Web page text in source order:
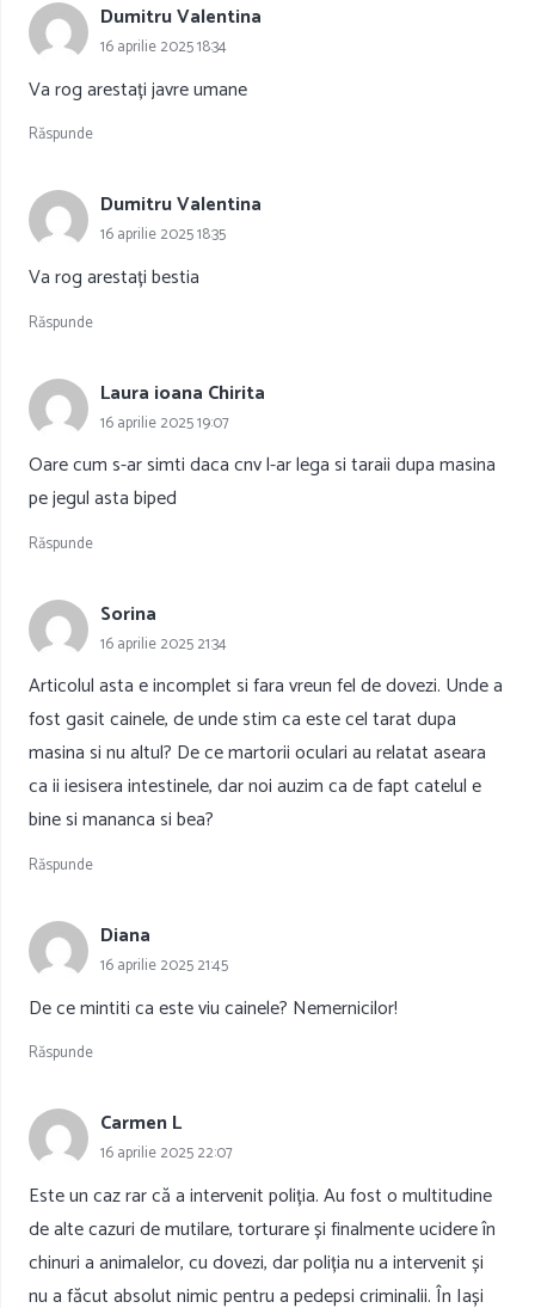
Dumitru Valentina
16 aprilie 2025 18:34
Va rog arestați javre umane
Răspunde
Dumitru Valentina
16 aprilie 2025 18:35
Va rog arestați bestia
Răspunde
Laura ioana Chirita
16 aprilie 2025 19:07
Oare cum s-ar simti daca cnv l-ar lega si taraii dupa masina
pe jegul asta biped
Răspunde
Sorina
16 aprilie 2025 21:34
Articolul asta e incomplet si fara vreun fel de dovezi. Unde a
fost gasit cainele, de unde stim ca este cel tarat dupa
masina si nu altul? De ce martorii oculari au relatat aseara
ca ii iesisera intestinele, dar noi auzim ca de fapt catelul e
bine si mananca si bea?
Răspunde
Diana
16 aprilie 2025 21:45
De ce mintiti ca este viu cainele? Nemernicilor!
Răspunde
Carmen L
16 aprilie 2025 22:07
Este un caz rar că a intervenit poliția. Au fost o multitudine
de alte cazuri de mutilare, torturare și finalmente ucidere în
chinuri a animalelor, cu dovezi, dar poliția nu a intervenit și
nu a făcut absolut nimic pentru a pedepsi criminalii. În Iași